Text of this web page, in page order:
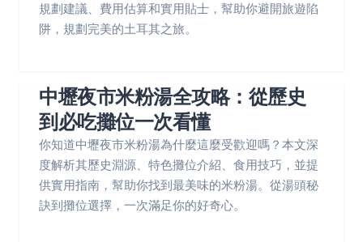
規劃建議、費用估算和實用貼士，幫助你避開旅遊陷
阱，規劃完美的土耳其之旅。
中壢夜市米粉湯全攻略：從歷史
到必吃攤位一次看懂
你知道中壢夜市米粉湯為什麼這麼受歡迎嗎？本文深
度解析其歷史淵源、特色攤位介紹、食用技巧，並提
供實用指南，幫助你找到最美味的米粉湯。從湯頭秘
訣到攤位選擇，一次滿足你的好奇心。